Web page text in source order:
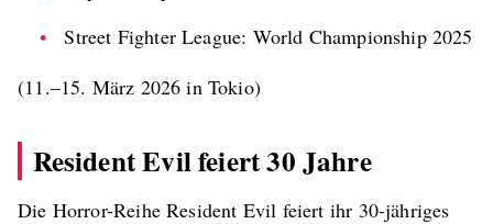
Street Fighter League: World Championship 2025
(11.–15. März 2026 in Tokio)
Resident Evil feiert 30 Jahre
Die Horror-Reihe Resident Evil feiert ihr 30-jähriges